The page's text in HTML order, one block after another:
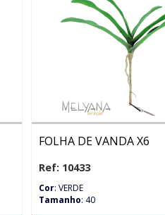
FOLHA DE VANDA X6
Ref: 10433
Cor: VERDE
Tamanho: 40